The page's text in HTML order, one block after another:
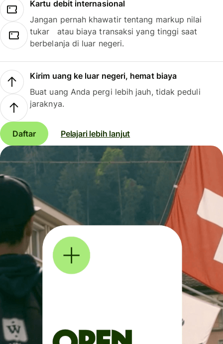
Kartu debit internasional
Jangan pernah khawatir tentang markup nilai
tukar atau biaya transaksi yang tinggi saat
berbelanja di luar negeri.
Kirim uang ke luar negeri, hemat biaya
Buat uang Anda pergi lebih jauh, tidak peduli
jaraknya.
Daftar Pelajari lebih lanjut